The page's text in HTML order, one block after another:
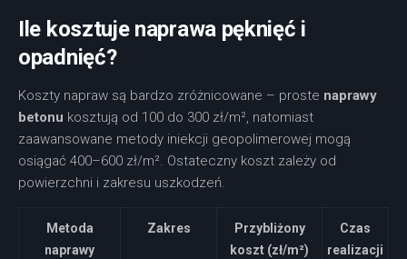
Ile kosztuje naprawa pęknięć i
opadnięć?
Koszty napraw są bardzo zróżnicowane – proste naprawy
betonu kosztują od 100 do 300 zł/m², natomiast
zaawansowane metody iniekcji geopolimerowej mogą
osiągać 400–600 zł/m². Ostateczny koszt zależy od
powierzchni i zakresu uszkodzeń.
Metoda
naprawy
Zakres
Przybliżony
koszt (zł/m²)
Czas
realizacji